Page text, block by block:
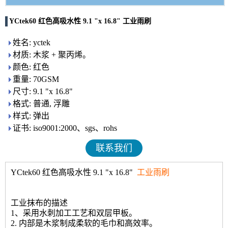
YCtek60 红色高吸水性 9.1 "x 16.8" 工业雨刷
姓名: yctek
材质: 木浆 + 聚丙烯。
颜色: 红色
重量: 70GSM
尺寸: 9.1 "x 16.8"
格式: 普通, 浮雕
样式: 弹出
证书: iso9001:2000、sgs、rohs
联系我们
YCtek60 红色高吸水性 9.1 "x 16.8" 工业雨刷
工业抹布的描述
1、采用水刺加工工艺和双层甲板。
2. 内部是木浆制成柔软的毛巾和高效率。